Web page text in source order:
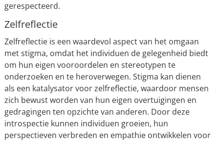
gerespecteerd.
Zelfreflectie
Zelfreflectie is een waardevol aspect van het omgaan
met stigma, omdat het individuen de gelegenheid biedt
om hun eigen vooroordelen en stereotypen te
onderzoeken en te heroverwegen. Stigma kan dienen
als een katalysator voor zelfreflectie, waardoor mensen
zich bewust worden van hun eigen overtuigingen en
gedragingen ten opzichte van anderen. Door deze
introspectie kunnen individuen groeien, hun
perspectieven verbreden en empathie ontwikkelen voor